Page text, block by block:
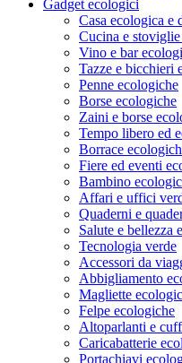
Gadget ecologici
Casa ecologica e
Cucina e
Vino e bar
Tazze e bicchieri
Penne ecologiche
Borse ecologiche
Zaini e borse
Tempo libero ed
Borrace
Fiere ed eventi
Bambino
Affari e uffici
Quaderni e
Salute e bellezza
Tecnologia verde
Accessori da
Abbigliamento
Magliette
Felpe ecologiche
Altoparlanti e
Caricabatterie
Portachiavi